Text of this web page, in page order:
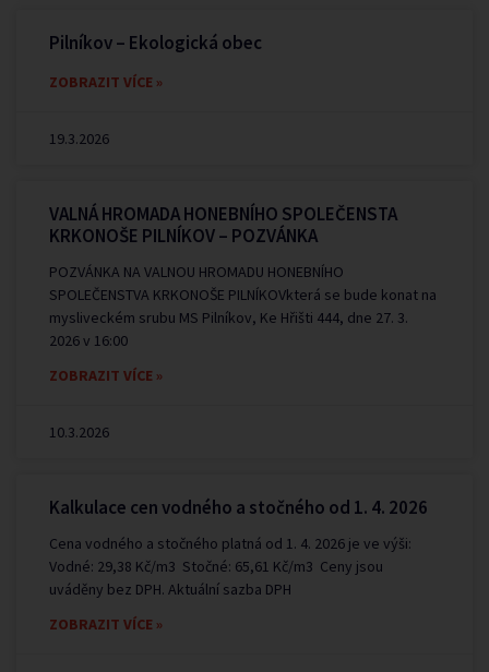
Pilníkov – Ekologická obec
ZOBRAZIT VÍCE »
19.3.2026
VALNÁ HROMADA HONEBNÍHO SPOLEČENSTA
KRKONOŠE PILNÍKOV – POZVÁNKA
POZVÁNKA NA VALNOU HROMADU HONEBNÍHO
SPOLEČENSTVA KRKONOŠE PILNÍKOVkterá se bude konat na
mysliveckém srubu MS Pilníkov, Ke Hřišti 444, dne 27. 3.
2026 v 16:00
ZOBRAZIT VÍCE »
10.3.2026
Kalkulace cen vodného a stočného od 1. 4. 2026
Cena vodného a stočného platná od 1. 4. 2026 je ve výši:
Vodné: 29,38 Kč/m3 Stočné: 65,61 Kč/m3 Ceny jsou
uváděny bez DPH. Aktuální sazba DPH
ZOBRAZIT VÍCE »